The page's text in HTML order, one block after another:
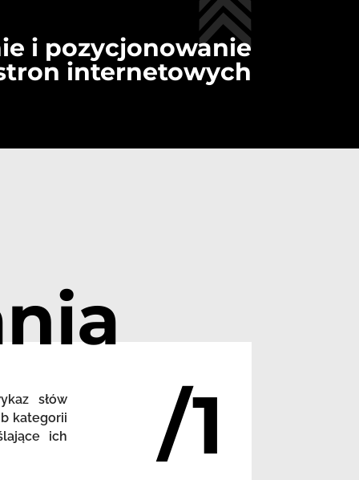
i pozycjonowanie
internetowych
słów
kategorii
ich
/1